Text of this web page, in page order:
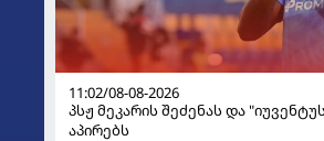
11:02/08-08-2026
პსჟ მეკარის შეძენას და
აპირებს